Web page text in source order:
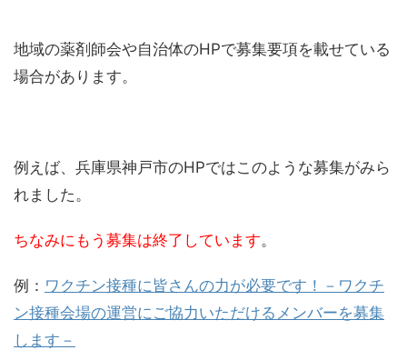
地域の薬剤師会や自治体のHPで募集要項を載せている
場合があります。
例えば、兵庫県神戸市のHPではこのような募集がみら
れました。
ちなみにもう募集は終了しています。
例： ワクチン接種に皆さんの力が必要です！－ワクチ
ン接種会場の運営にご協力いただけるメンバーを募集
します－